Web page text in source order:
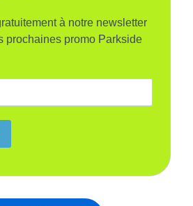
à notre newsletter
prochaines promo Parkside